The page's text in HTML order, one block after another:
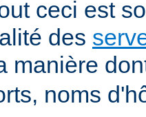
ceci est
des
manière
noms